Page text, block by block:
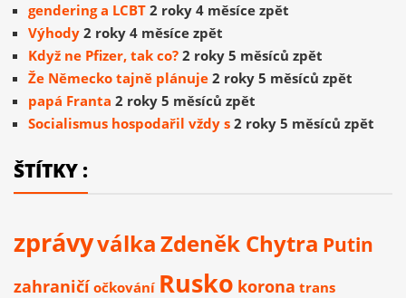
gendering a LCBT 2 roky 4 měsíce zpět
Výhody 2 roky 4 měsíce zpět
Když ne Pfizer, tak co? 2 roky 5 měsíců zpět
Že Německo tajně plánuje 2 roky 5 měsíců zpět
papá Franta 2 roky 5 měsíců zpět
Socialismus hospodařil vždy s 2 roky 5 měsíců zpět
ŠTÍTKY :
zprávyválkaZdeněk Chytra Putin
zahraničí očkování Rusko korona trans